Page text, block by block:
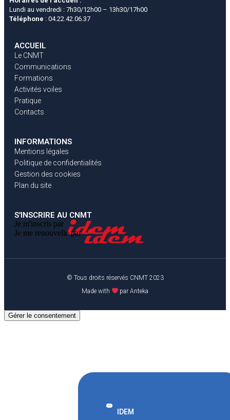
IDEM
Lundi au vendredi : 7h30/12h00 – 13h30/17h00
Téléphone : 04.22.42.06.37
ACCUEIL
Le CNMT
Communications
Formations
Activités voiles
Pratique
Contacts
INFORMATIONS
Mentions légales
Politique de confidentialités
Gestion des cookies
Plan du site
S'INSCRIRE AU CNMT
Je m'inscris par
Je me renouvelle par
© Tous droits réservés CNMT 2023
Made with
par Anteka
Gérer le consentement